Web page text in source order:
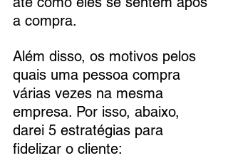
a compra.
Além disso, os motivos pelos
quais uma pessoa compra
várias vezes na mesma
empresa. Por isso, abaixo,
darei 5 estratégias para
fidelizar o cliente: